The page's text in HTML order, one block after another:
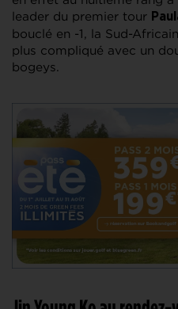
leader du premier tour
bouclé en -1, la Sud-
plus compliqué avec un
bogeys.